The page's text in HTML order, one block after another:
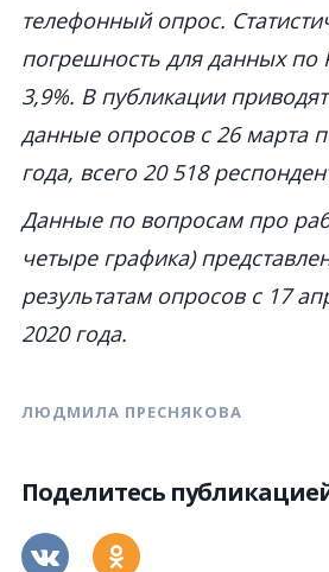
телефонный опрос.
погрешность для данных
3,9%. В публикации
данные опросов с 26 марта
года, всего 20 518
Данные по вопросам про
четыре графика)
результатам опросов с 17
2020 года.
ЛЮДМИЛА ПРЕСНЯКОВА
Поделитесь